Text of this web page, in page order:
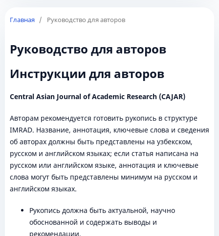
Главная / Руководство для авторов
Руководство для авторов
Инструкции для авторов
Central Asian Journal of Academic Research (CAJAR)
Авторам рекомендуется готовить рукопись в структуре
IMRAD. Название, аннотация, ключевые слова и сведения
об авторах должны быть представлены на узбекском,
русском и английском языках; если статья написана на
русском или английском языке, аннотация и ключевые
слова могут быть представлены минимум на русском и
английском языках.
Рукопись должна быть актуальной, научно
обоснованной и содержать выводы и
рекомендации.